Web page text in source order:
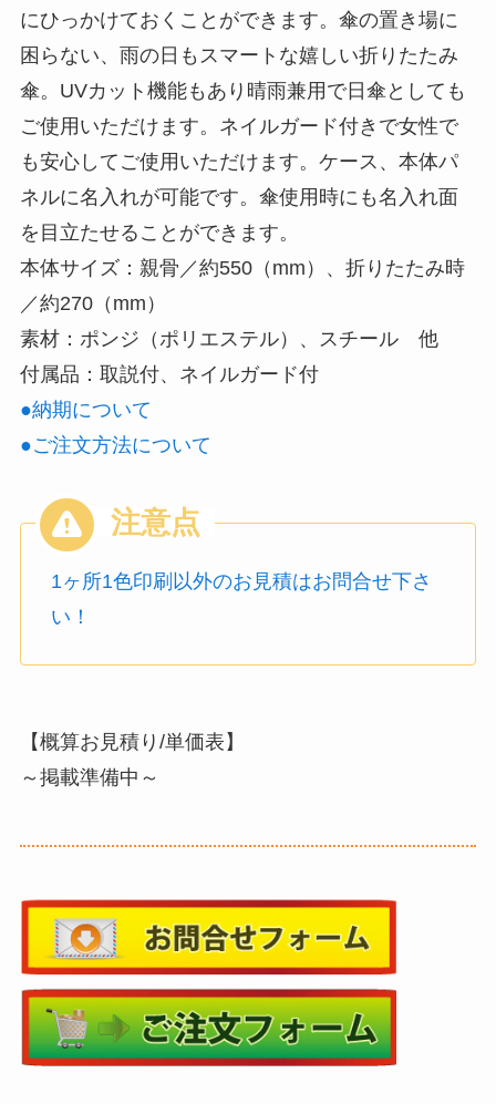
にひっかけておくことができます。傘の置き場に
困らない、雨の日もスマートな嬉しい折りたたみ
傘。UVカット機能もあり晴雨兼用で日傘としても
ご使用いただけます。ネイルガード付きで女性で
も安心してご使用いただけます。ケース、本体パ
ネルに名入れが可能です。傘使用時にも名入れ面
を目立たせることができます。
本体サイズ：親骨／約550（mm）、折りたたみ時
／約270（mm）
素材： ポンジ（ポリエステル）、スチール 他
付属品：取説付、ネイルガード付
●納期について
●ご注文方法について
1ヶ所1色印刷以外のお見積はお問合せ下さ
い！
【概算お見積り/単価表】
～掲載準備中～